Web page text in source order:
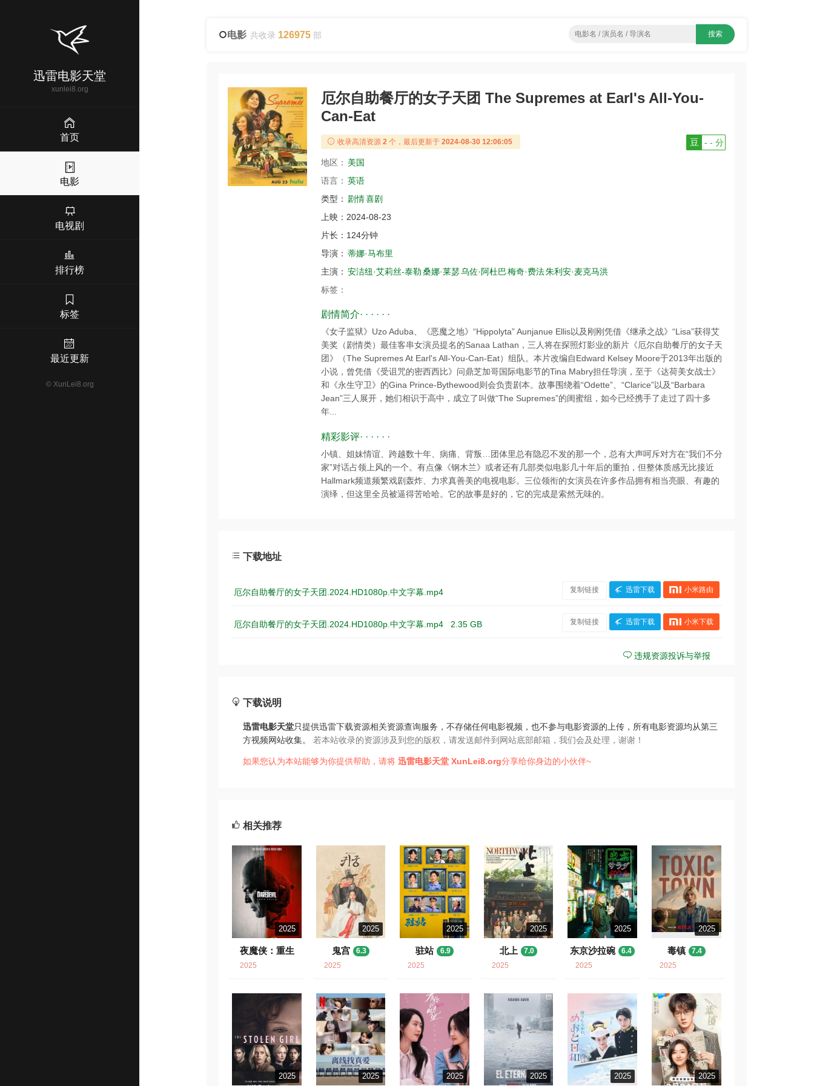
迅雷电影天堂
xunlei8.org
首页
电影
电视剧
排行榜
标签
最近更新
© XunLei8.org
电影 共收录 126975 部
厄尔自助餐厅的女子天团 The Supremes at Earl's All-You-
Can-Eat
豆 - - 分
收录高清资源 2 个，最后更新于 2024-08-30 12:06:05
地区： 美国
语言： 英语
类型： 剧情喜剧
上映： 2024-08-23
片长： 124分钟
导演： 蒂娜·马布里
主演： 安洁纽·艾莉丝-泰勒桑娜·莱瑟乌佐·阿杜巴梅奇·费法朱利安·麦克马洪
标签：
剧情简介· · · · · ·
《女子监狱》Uzo Aduba、《恶魔之地》“Hippolyta” Aunjanue Ellis以及刚刚凭借《继承之战》“Lisa”获得艾
美奖（剧情类）最佳客串女演员提名的Sanaa Lathan，三人将在探照灯影业的新片《厄尔自助餐厅的女子天
团》（The Supremes At Earl's All-You-Can-Eat）组队。本片改编自Edward Kelsey Moore于2013年出版的
小说，曾凭借《受诅咒的密西西比》问鼎芝加哥国际电影节的Tina Mabry担任导演，至于《达荷美女战士》
和《永生守卫》的Gina Prince-Bythewood则会负责剧本。故事围绕着“Odette”、“Clarice”以及“Barbara
Jean”三人展开，她们相识于高中，成立了叫做“The Supremes”的闺蜜组，如今已经携手了走过了四十多
年...
精彩影评· · · · · ·
小镇、姐妹情谊、跨越数十年、病痛、背叛…团体里总有隐忍不发的那一个，总有大声呵斥对方在“我们不分
家”对话占领上风的一个。有点像《钢木兰》或者还有几部类似电影几十年后的重拍，但整体质感无比接近
Hallmark频道频繁戏剧轰炸、力求真善美的电视电影。三位领衔的女演员在许多作品拥有相当亮眼、有趣的
演绎，但这里全员被逼得苦哈哈。它的故事是好的，它的完成是索然无味的。
下载地址
厄尔自助餐厅的女子天团.2024.HD1080p.中文字幕.mp4 复制链接 迅雷下载 小米路由
厄尔自助餐厅的女子天团.2024.HD1080p.中文字幕.mp4 2.35 GB 复制链接 迅雷下载 小米下载
违规资源投诉与举报
下载说明
迅雷电影天堂只提供迅雷下载资源相关资源查询服务，不存储任何电影视频，也不参与电影资源的上传，所有电影资源均从第三
方视频网站收集。 若本站收录的资源涉及到您的版权，请发送邮件到网站底部邮箱，我们会及处理，谢谢！
如果您认为本站能够为你提供帮助，请将迅雷电影天堂 XunLei8.org分享给你身边的小伙伴~
相关推荐
2025
夜魔侠：重生
2025
2025
鬼宫
6.3
2025
2025
驻站
6.9
2025
2025
北上
7.0
2025
2025
东京沙拉碗
6.4
2025
2025
毒镇
7.4
2025
2025 2025 2025 2025 2025 2025